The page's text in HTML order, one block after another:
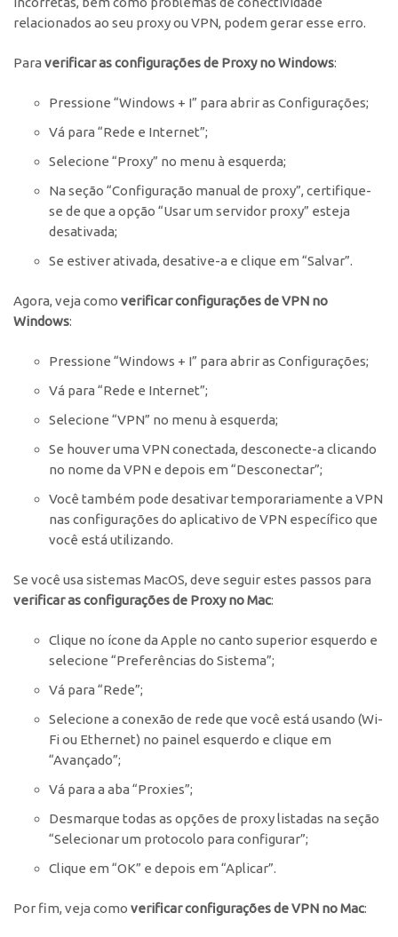
relacionados ao seu proxy ou VPN, podem gerar esse erro.
Para verificar as configurações de Proxy no Windows:
Pressione “Windows + I” para abrir as Configurações;
Vá para “Rede e Internet”;
Selecione “Proxy” no menu à esquerda;
Na seção “Configuração manual de proxy”, certifique-
se de que a opção “Usar um servidor proxy” esteja
desativada;
Se estiver ativada, desative-a e clique em “Salvar”.
Agora, veja como verificar configurações de VPN no
Windows:
Pressione “Windows + I” para abrir as Configurações;
Vá para “Rede e Internet”;
Selecione “VPN” no menu à esquerda;
Se houver uma VPN conectada, desconecte-a clicando
no nome da VPN e depois em “Desconectar”;
Você também pode desativar temporariamente a VPN
nas configurações do aplicativo de VPN específico que
você está utilizando.
Se você usa sistemas MacOS, deve seguir estes passos para
verificar as configurações de Proxy no Mac:
Clique no ícone da Apple no canto superior esquerdo e
selecione “Preferências do Sistema”;
Vá para “Rede”;
Selecione a conexão de rede que você está usando (Wi-
Fi ou Ethernet) no painel esquerdo e clique em
“Avançado”;
Vá para a aba “Proxies”;
Desmarque todas as opções de proxy listadas na seção
“Selecionar um protocolo para configurar”;
Clique em “OK” e depois em “Aplicar”.
Por fim, veja como verificar configurações de VPN no Mac: